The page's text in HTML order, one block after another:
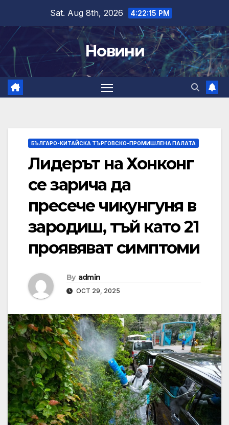
content
Sat. Aug 8th, 2026 4:22:16 PM
Новини
БЪЛГАРО-КИТАЙСКА ТЪРГОВСКО-ПРОМИШЛЕНА ПАЛАТА
Лидерът на Хонконг
се зарича да
пресече чикунгуня в
зародиш, тъй като 21
проявяват симптоми
By admin
OCT 29, 2025